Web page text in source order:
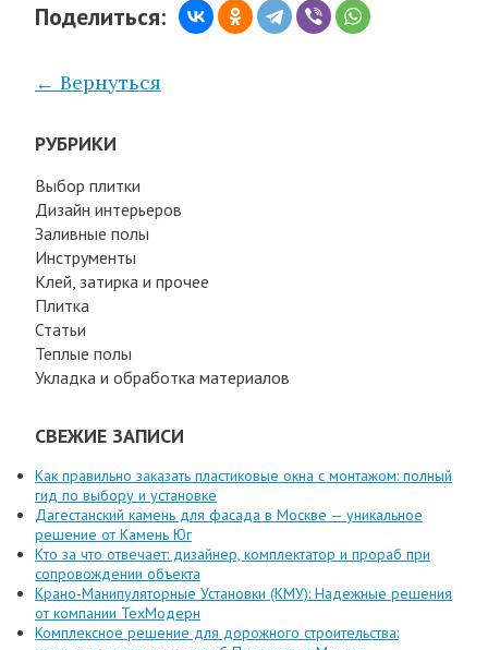
Поделиться:
← Вернуться
РУБРИКИ
Выбор плитки
Дизайн интерьеров
Заливные полы
Инструменты
Клей, затирка и прочее
Плитка
Статьи
Теплые полы
Укладка и обработка материалов
СВЕЖИЕ ЗАПИСИ
Как правильно заказать пластиковые окна с монтажом: полный
гид по выбору и установке
Дагестанский камень для фасада в Москве — уникальное
решение от Камень Юг
Кто за что отвечает: дизайнер, комплектатор и прораб при
сопровождении объекта
Крано-Манипуляторные Установки (КМУ): Надежные решения
от компании ТехМодерн
Комплексное решение для дорожного строительства: